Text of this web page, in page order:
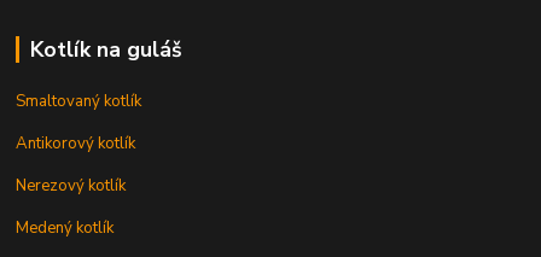
Kotlík na guláš
Smaltovaný kotlík
Antikorový kotlík
Nerezový kotlík
Medený kotlík